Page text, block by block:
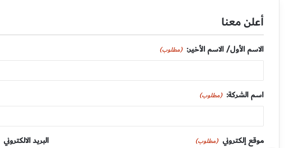
أعلن معنا
الاسم الأول/ الاسم الأخير: (مطلوب)
اسم الشركة: (مطلوب)
موقع إلكتروني (مطلوب) البريد الالكتروني